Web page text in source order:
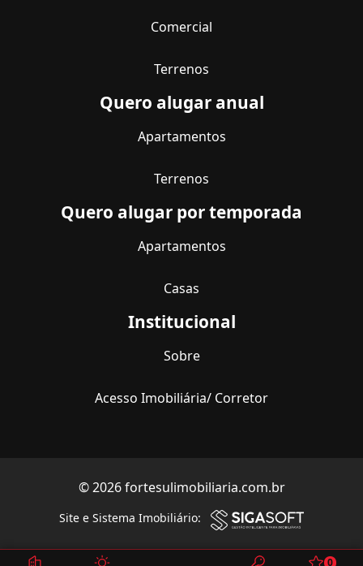
Comercial
Terrenos
Quero alugar anual
Apartamentos
Terrenos
Quero alugar por temporada
Apartamentos
Casas
Institucional
Sobre
Acesso Imobiliária/ Corretor
© 2026 fortesulimobiliaria.com.br
Site e Sistema Imobiliário:
0